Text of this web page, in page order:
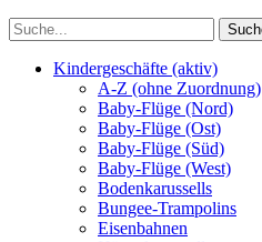
Kindergeschäfte (aktiv)
A-Z (ohne Zuordnung)
Baby-Flüge (Nord)
Baby-Flüge (Ost)
Baby-Flüge (Süd)
Baby-Flüge (West)
Bodenkarussells
Bungee-Trampolins
Eisenbahnen